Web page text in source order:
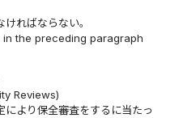
ればならない。
the preceding paragraph
Reviews)
により保全審査をするに当たっ